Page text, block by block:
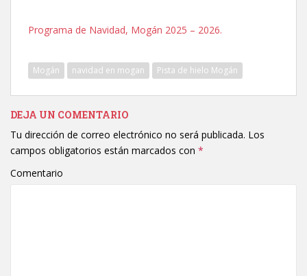
Programa de Navidad, Mogán 2025 – 2026.
Mogán navidad en mogan Pista de hielo Mogán
DEJA UN COMENTARIO
Tu dirección de correo electrónico no será publicada. Los
campos obligatorios están marcados con *
Comentario